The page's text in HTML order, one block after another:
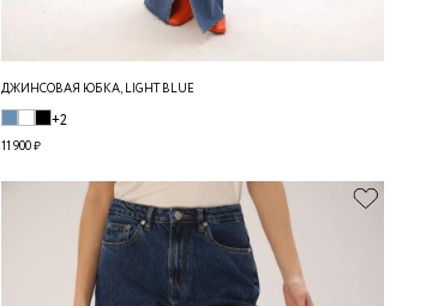
ДЖИНСОВАЯ ЮБКА, LIGHT BLUE
+2
11 900 ₽